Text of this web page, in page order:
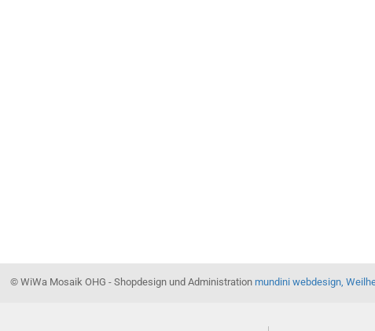
© WiWa Mosaik OHG - Shopdesign und Administration mundini webdesign,